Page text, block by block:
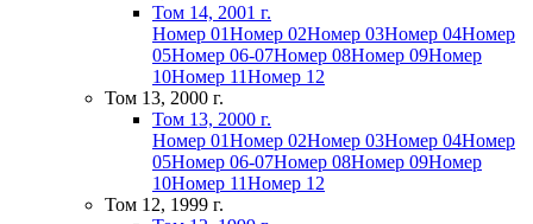
Том 14, 2001 г.
Номер 01Номер 02Номер 03Номер 04Номер
05Номер 06-07Номер 08Номер 09Номер
10Номер 11Номер 12
Том 13, 2000 г.
Том 13, 2000 г.
Номер 01Номер 02Номер 03Номер 04Номер
05Номер 06-07Номер 08Номер 09Номер
10Номер 11Номер 12
Том 12, 1999 г.